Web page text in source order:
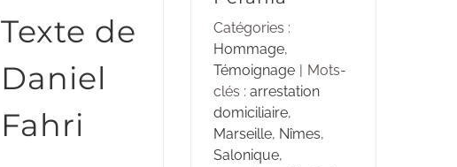
Texte de
Daniel
Fahri
Catégories :
Hommage,
Témoignage
Mots-
clés : arrestation
domiciliaire,
Marseille, Nîmes,
Salonique,